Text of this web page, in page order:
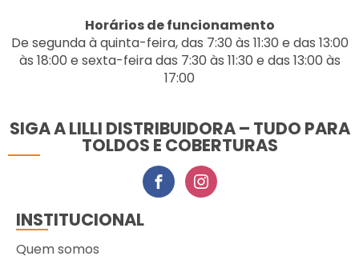
Horários de funcionamento
De segunda à quinta-feira, das 7:30 às 11:30 e das 13:00
às 18:00 e sexta-feira das 7:30 às 11:30 e das 13:00 às
17:00
SIGA A LILLI DISTRIBUIDORA – TUDO PARA
TOLDOS E COBERTURAS
INSTITUCIONAL
Quem somos